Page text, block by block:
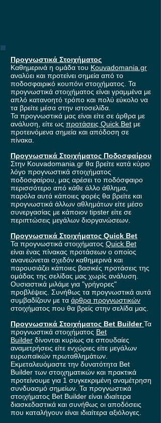
Προγνωστικά Στοιχήματος
Καθημερινά η ομάδα του Kouvadomania.gr
αναλύει και προτείνει σημεία από το
ποδοσφαιρικό κουπόνι στοιχήματος. Τα
προγνωστικά στοιχήματος είναι γραμμένα με
απλό κατανοητό τρόπο και πολύ εύκολο να
τα βρείτε μέσα στην ιστοσελίδα.
Τα προγνωστικά μας είναι είτε σε άρθρα με
ανάλυση, είτε ως προτάσεις Quick Bet με
προτεινόμενα σημεία και απόδοση σε
πίνακα.
Προγνωστικά Στοιχήματος Ποδοσφαίρου
Στην Kouvadomania.gr θα βρείτε κατά κύριο
λόγο προγνωστικά στοιχήματος
ποδοσφαίρου, μας αρέσει το ποδόσφαιρο
περισσότερο από κάθε άλλο άθλημα,
παρόλα αυτά κάποιες φορές θα βρείτε και
προγνωστικά άλλων αθλημάτων είτε μέσο
συνεργασίας με κάποιον tipster είτε σε
περιπτώσεις μεγάλων διοργανώσεων.
Προγνωστικά Στοιχήματος Quick Bet
Τα προγνωστικά στοιχήματος Quick Bet
είναι ένας πίνακας προτάσεων ο οποίος
ανανεώνεται σχεδόν καθημερινά και
παρουσιάζει κάποιες βασικές προτάσεις της
ομάδας της σελίδας μας χωρίς ανάλυση.
Ουσιαστικά μιλάμε για "γρήγορες"
προβλέψεις. Συνήθως τα προγνωστικά αυτά
συμβαδίζουν με τα άρθρα προγνωστικών
στοιχήματος που θα βρείς στην σελίδα μας.
Προγνωστικά Στοιχήματος Bet BuilderΤα
προγνωστικά στοιχήματος Bet
Builder δίνονται κυρίως σε σπουδαίες
αναμετρήσεις είτε ενχώριες είτε μεγάλων
ευρωπαϊκών πρωταθλημάτων.
Εκμεταλευόμαστε την δυνατότητα Bet
Builder των στοιχηματικών και πρακτικά
προτείνουμε για 1 συγκεκριμένη αναμέτρηση
συνδυασμό σημείων. Τα προγνωστικά
στοιχήματος Bet Builder είναι ιδιαίτερα
διασκεδαστικά και συνήθως οι αποδόσεις
που καταλήγουν είναι ιδιαίτερα αξιόλογες.